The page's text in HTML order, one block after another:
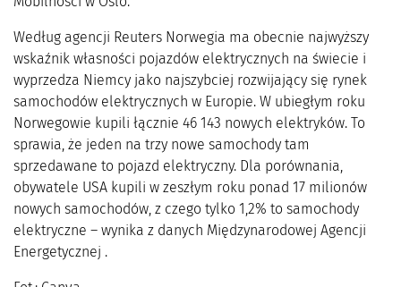
Według agencji Reuters Norwegia ma obecnie najwyższy
wskaźnik własności pojazdów elektrycznych na świecie i
wyprzedza Niemcy jako najszybciej rozwijający się rynek
samochodów elektrycznych w Europie. W ubiegłym roku
Norwegowie kupili łącznie 46 143 nowych elektryków. To
sprawia, że jeden na trzy nowe samochody tam
sprzedawane to pojazd elektryczny. Dla porównania,
obywatele USA kupili w zeszłym roku ponad 17 milionów
nowych samochodów, z czego tylko 1,2% to samochody
elektryczne – wynika z danych Międzynarodowej Agencji
Energetycznej .